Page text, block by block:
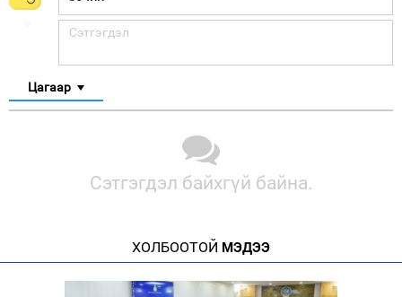
Цагаар
Сэтгэгдэл байхгүй байна.
ХОЛБООТОЙ МЭДЭЭ